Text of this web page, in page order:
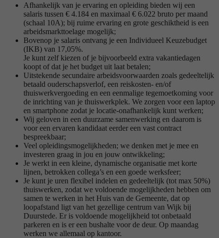
Afhankelijk van je ervaring en opleiding bieden wij een
salaris tussen € 4.184 en maximaal € 6.022 bruto per maand
(schaal 10A); bij ruime ervaring en grote geschiktheid is een
arbeidsmarkttoelage mogelijk;
Bovenop je salaris ontvang je een Individueel Keuzebudget
(IKB) van 17,05%.
Je kunt zelf kiezen of je bijvoorbeeld extra vakantiedagen
koopt of dat je het budget uit laat betalen;
Uitstekende secundaire arbeidsvoorwaarden zoals gedeeltelijk
betaald ouderschapsverlof, een reiskosten- en/of
thuiswerkvergoeding en een eenmalige tegemoetkoming voor
de inrichting van je thuiswerkplek. We zorgen voor een laptop
en smartphone zodat je locatie-onafhankelijk kunt werken;
Wij geloven in een duurzame samenwerking en daarom is
voor een ervaren kandidaat eerder een vast contract
bespreekbaar;
Veel opleidingsmogelijkheden; we denken met je mee en
investeren graag in jou en jouw ontwikkeling;
Je werkt in een kleine, dynamische organisatie met korte
lijnen, betrokken collega’s en een goede werksfeer;
Je kunt je uren flexibel indelen en gedeeltelijk (tot max 50%)
thuiswerken, zodat we voldoende mogelijkheden hebben om
samen te werken in het Huis van de Gemeente, dat op
loopafstand ligt van het gezellige centrum van Wijk bij
Duurstede. Er is voldoende mogelijkheid tot onbetaald
parkeren en is er een bushalte voor de deur. Op maandag
werken we allemaal op kantoor.